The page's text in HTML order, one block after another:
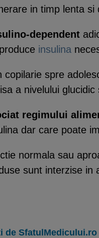
in timp lenta si
dependent
insulina
spre
a nivelului
regimului
dar care poate
normala sau
sunt interzise in
de